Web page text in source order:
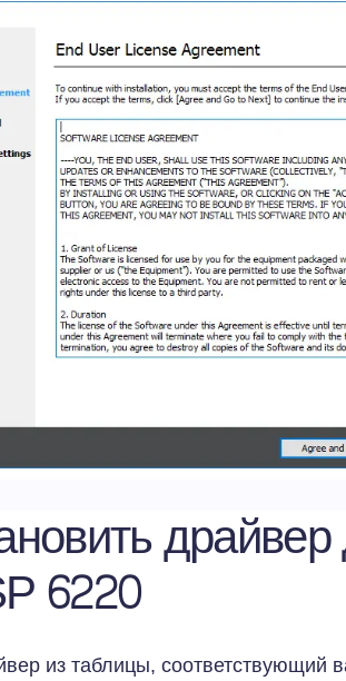
6220
из таблицы, соответствующий